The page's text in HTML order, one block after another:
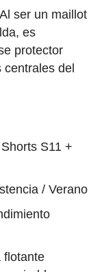
Al ser un maillot
es
protector
centrales del
S11 +
/ Verano
flotante